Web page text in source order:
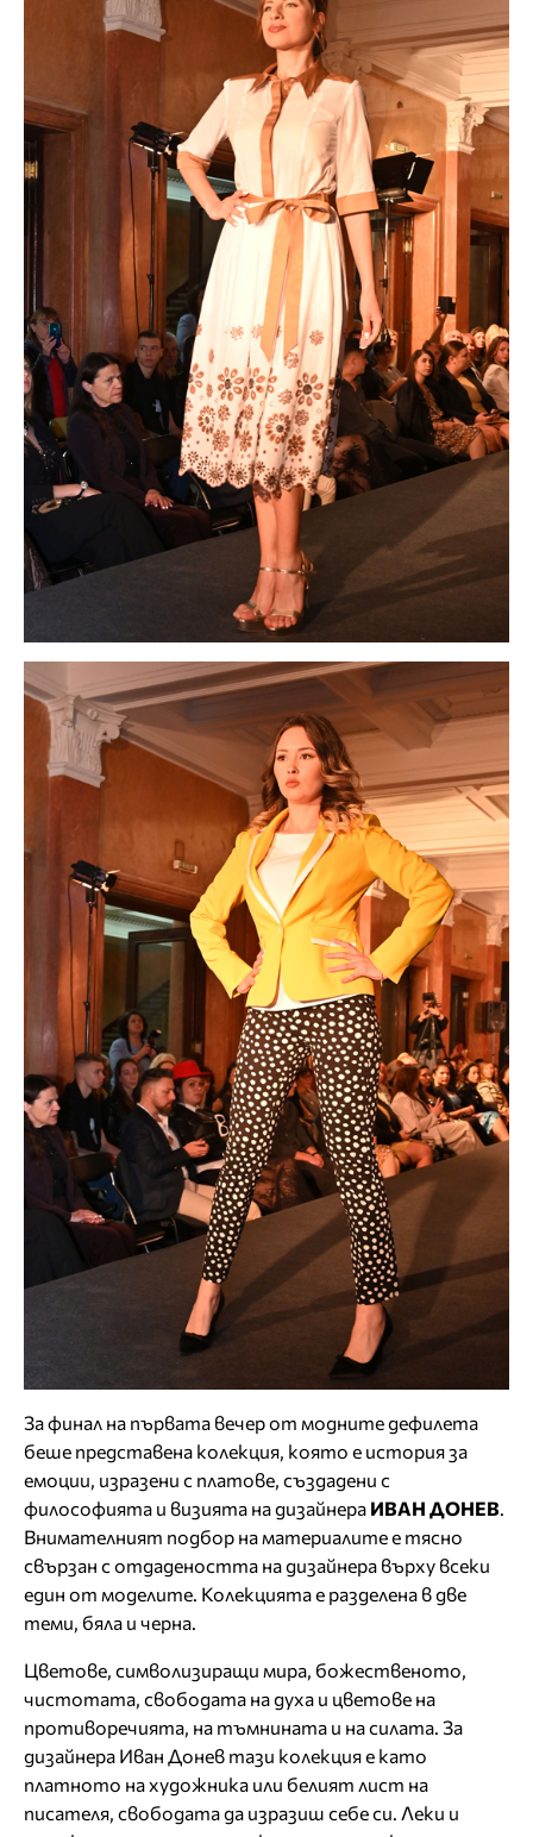
За финал на първата вечер от модните дефилета
беше представена колекция, която е история за
емоции, изразени с платове, създадени с
философията и визията на дизайнера ИВАН ДОНЕВ.
Внимателният подбор на материалите е тясно
свързан с отдадеността на дизайнера върху всеки
един от моделите. Колекцията е разделена в две
теми, бяла и черна.
Цветове, символизиращи мира, божественото,
чистотата, свободата на духа и цветове на
противоречията, на тъмнината и на силата. За
дизайнера Иван Донев тази колекция е като
платното на художника или белият лист на
писателя, свободата да изразиш себе си. Леки и